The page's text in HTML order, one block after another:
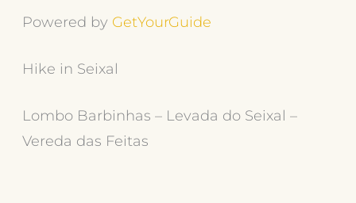
Powered by GetYourGuide
Hike in Seixal
Lombo Barbinhas – Levada do Seixal –
Vereda das Feitas